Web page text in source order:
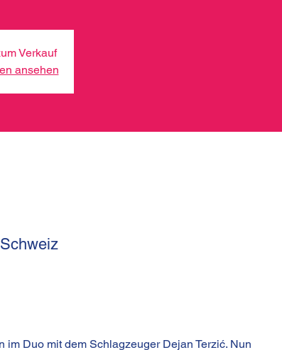
Verkauf
ansehen
Duo mit dem Schlagzeuger Dejan Terzić. Nun